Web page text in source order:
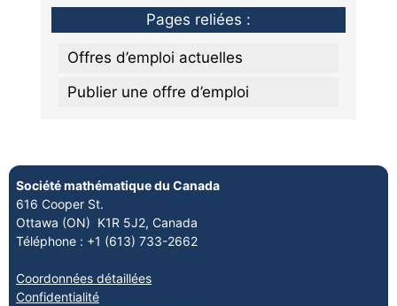
Pages reliées :
Offres d’emploi actuelles
Publier une offre d’emploi
Société mathématique du Canada
616 Cooper St.
Ottawa (ON) K1R 5J2, Canada
Téléphone : +1 (613) 733-2662
Coordonnées détaillées
Confidentialité